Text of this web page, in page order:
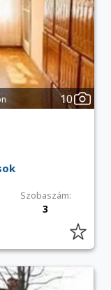
10
Szobaszám:
3